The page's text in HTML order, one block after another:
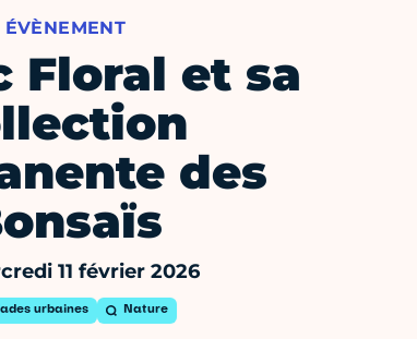
ÉVÈNEMENT
Floral et sa
des
11 février 2026
urbaines Nature